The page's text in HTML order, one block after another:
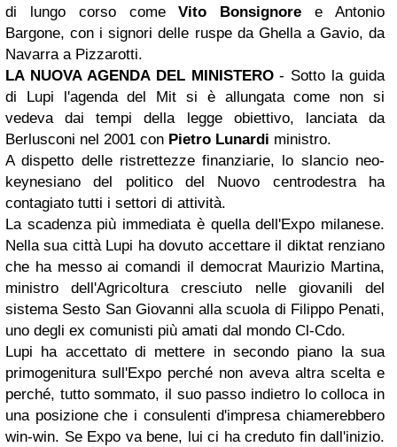
di lungo corso comeVito Bonsignore e Antonio
Bargone, con i signori delle ruspe da Ghella a Gavio, da
Navarra a Pizzarotti.
LA NUOVA AGENDA DEL MINISTERO- Sotto la guida
di Lupi l'agenda del Mit si è allungata come non si
vedeva dai tempi della legge obiettivo, lanciata da
Berlusconi nel 2001 con Pietro Lunardi ministro.
A dispetto delle ristrettezze finanziarie, lo slancio neo-
keynesiano del politico del Nuovo centrodestra ha
contagiato tutti i settori di attività.
La scadenza più immediata è quella dell'Expo milanese.
Nella sua città Lupi ha dovuto accettare il diktat renziano
che ha messo ai comandi il democrat Maurizio Martina,
ministro dell'Agricoltura cresciuto nelle giovanili del
sistema Sesto San Giovanni alla scuola di Filippo Penati,
uno degli ex comunisti più amati dal mondo Cl-Cdo.
Lupi ha accettato di mettere in secondo piano la sua
primogenitura sull'Expo perché non aveva altra scelta e
perché, tutto sommato, il suo passo indietro lo colloca in
una posizione che i consulenti d'impresa chiamerebbero
win-win. Se Expo va bene, lui ci ha creduto fin dall'inizio.